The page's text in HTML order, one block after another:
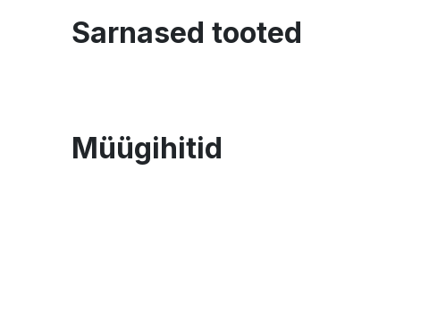
Sarnased tooted
Müügihitid